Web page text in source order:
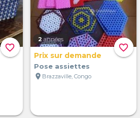
favorite_border favorite_border
2 années
Prix sur demande
Pose assiettes
location_on Brazzaville, Congo